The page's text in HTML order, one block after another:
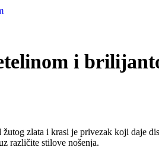
i
zlata i krasi je privezak koji daje
različite stilove nošenja.